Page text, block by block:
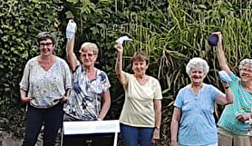
Exporter les lignes sélectionnées
Exporter toutes les colonnes
Exporter uniquement les
Menu
<
>